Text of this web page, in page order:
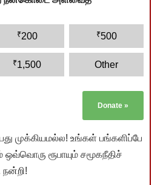
₹200 ₹500
₹1,500 Other
Donate »
முக்கியமல்ல! உங்கள் பங்களிப்பே
ரூபாயும் சமூகநீதிச்
நன்றி!